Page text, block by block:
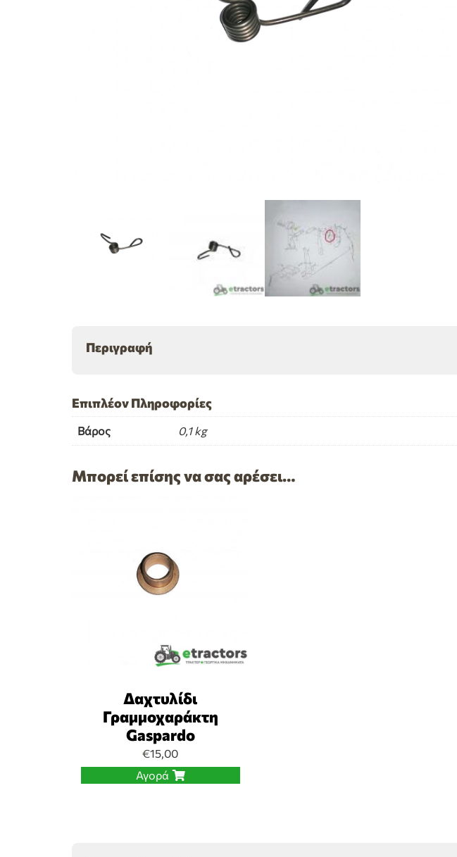
Περιγραφή
Επιπλέον Πληροφορίες
Βάρος 0,1 kg
Μπορεί επίσης να σας αρέσει…
Δαχτυλίδι
Γραμμοχαράκτη
Gaspardo
€15,00
Αγορά